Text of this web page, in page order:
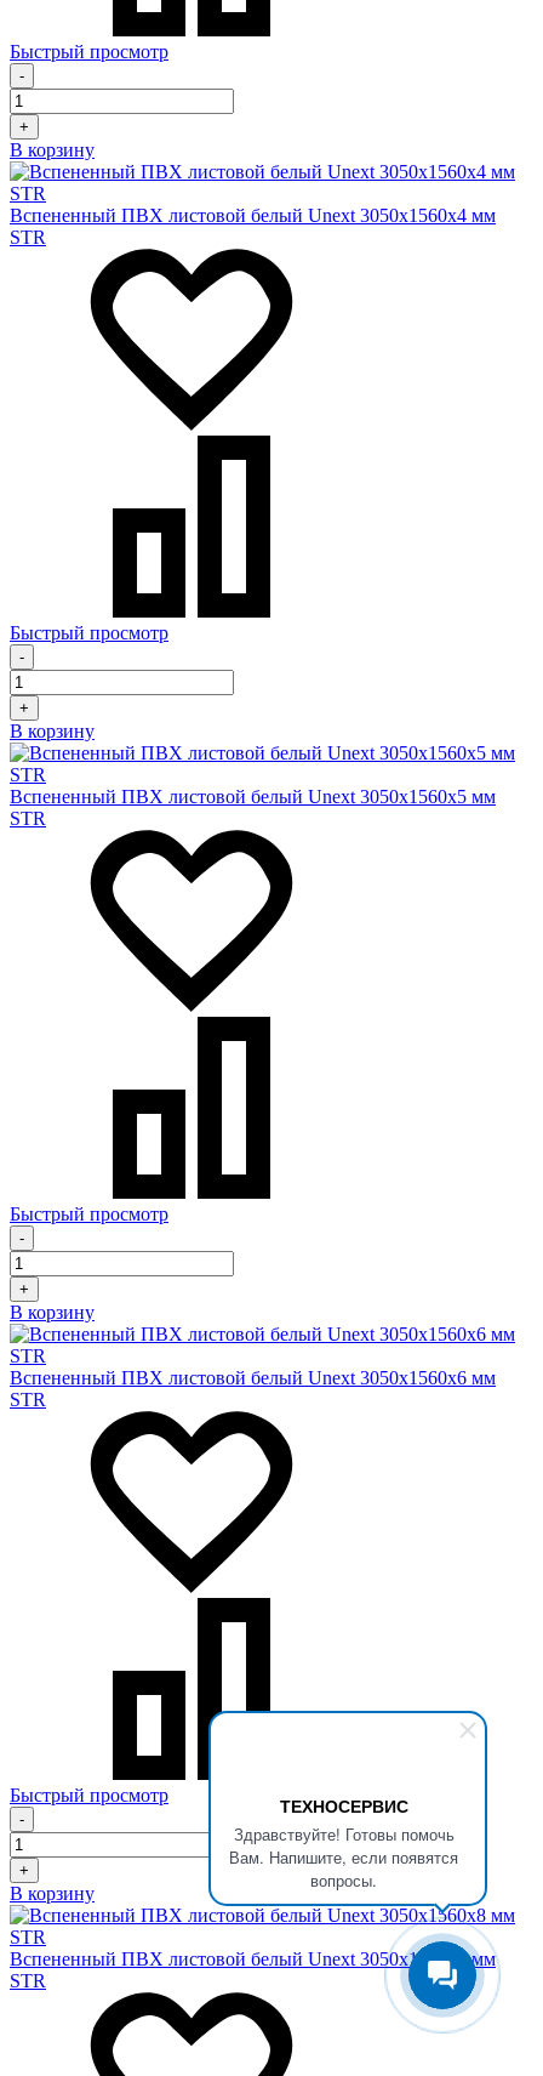
ТЕХНОСЕРВИС
Здравствуйте! Готовы помочь
Вам. Напишите, если появятся
вопросы.
Быстрый просмотр
-
+
В корзину
Вспененный ПВХ листовой белый Unext 3050х1560х4 мм
STR
Быстрый просмотр
-
+
В корзину
Вспененный ПВХ листовой белый Unext 3050х1560х5 мм
STR
Быстрый просмотр
-
+
В корзину
Вспененный ПВХ листовой белый Unext 3050х1560х6 мм
STR
Быстрый просмотр
-
+
В корзину
Вспененный ПВХ листовой белый Unext 3050х1560х8 мм
STR